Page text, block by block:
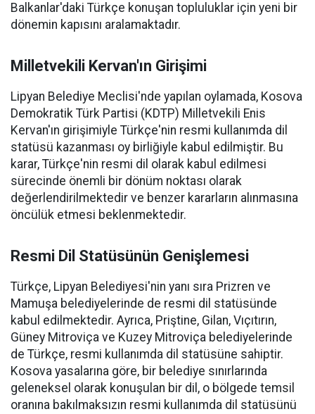
Balkanlar'daki Türkçe konuşan topluluklar için yeni bir
dönemin kapısını aralamaktadır.
Milletvekili Kervan'ın Girişimi
Lipyan Belediye Meclisi'nde yapılan oylamada, Kosova
Demokratik Türk Partisi (KDTP) Milletvekili Enis
Kervan'ın girişimiyle Türkçe'nin resmi kullanımda dil
statüsü kazanması oy birliğiyle kabul edilmiştir. Bu
karar, Türkçe'nin resmi dil olarak kabul edilmesi
sürecinde önemli bir dönüm noktası olarak
değerlendirilmektedir ve benzer kararların alınmasına
öncülük etmesi beklenmektedir.
Resmi Dil Statüsünün Genişlemesi
Türkçe, Lipyan Belediyesi'nin yanı sıra Prizren ve
Mamuşa belediyelerinde de resmi dil statüsünde
kabul edilmektedir. Ayrıca, Priştine, Gilan, Vıçıtırın,
Güney Mitroviça ve Kuzey Mitroviça belediyelerinde
de Türkçe, resmi kullanımda dil statüsüne sahiptir.
Kosova yasalarına göre, bir belediye sınırlarında
geleneksel olarak konuşulan bir dil, o bölgede temsil
oranına bakılmaksızın resmi kullanımda dil statüsünü